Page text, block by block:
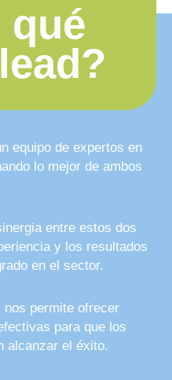
qué
equipo de expertos en
lo mejor de ambos
entre estos dos
y los resultados
en el sector.
nos permite ofrecer
para que los
alcanzar el éxito.